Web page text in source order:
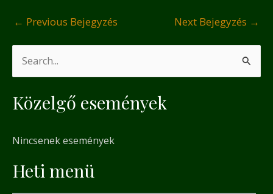
← Previous Bejegyzés Next Bejegyzés →
a
c
f
Közelgő események
Nincsenek események
Heti menü